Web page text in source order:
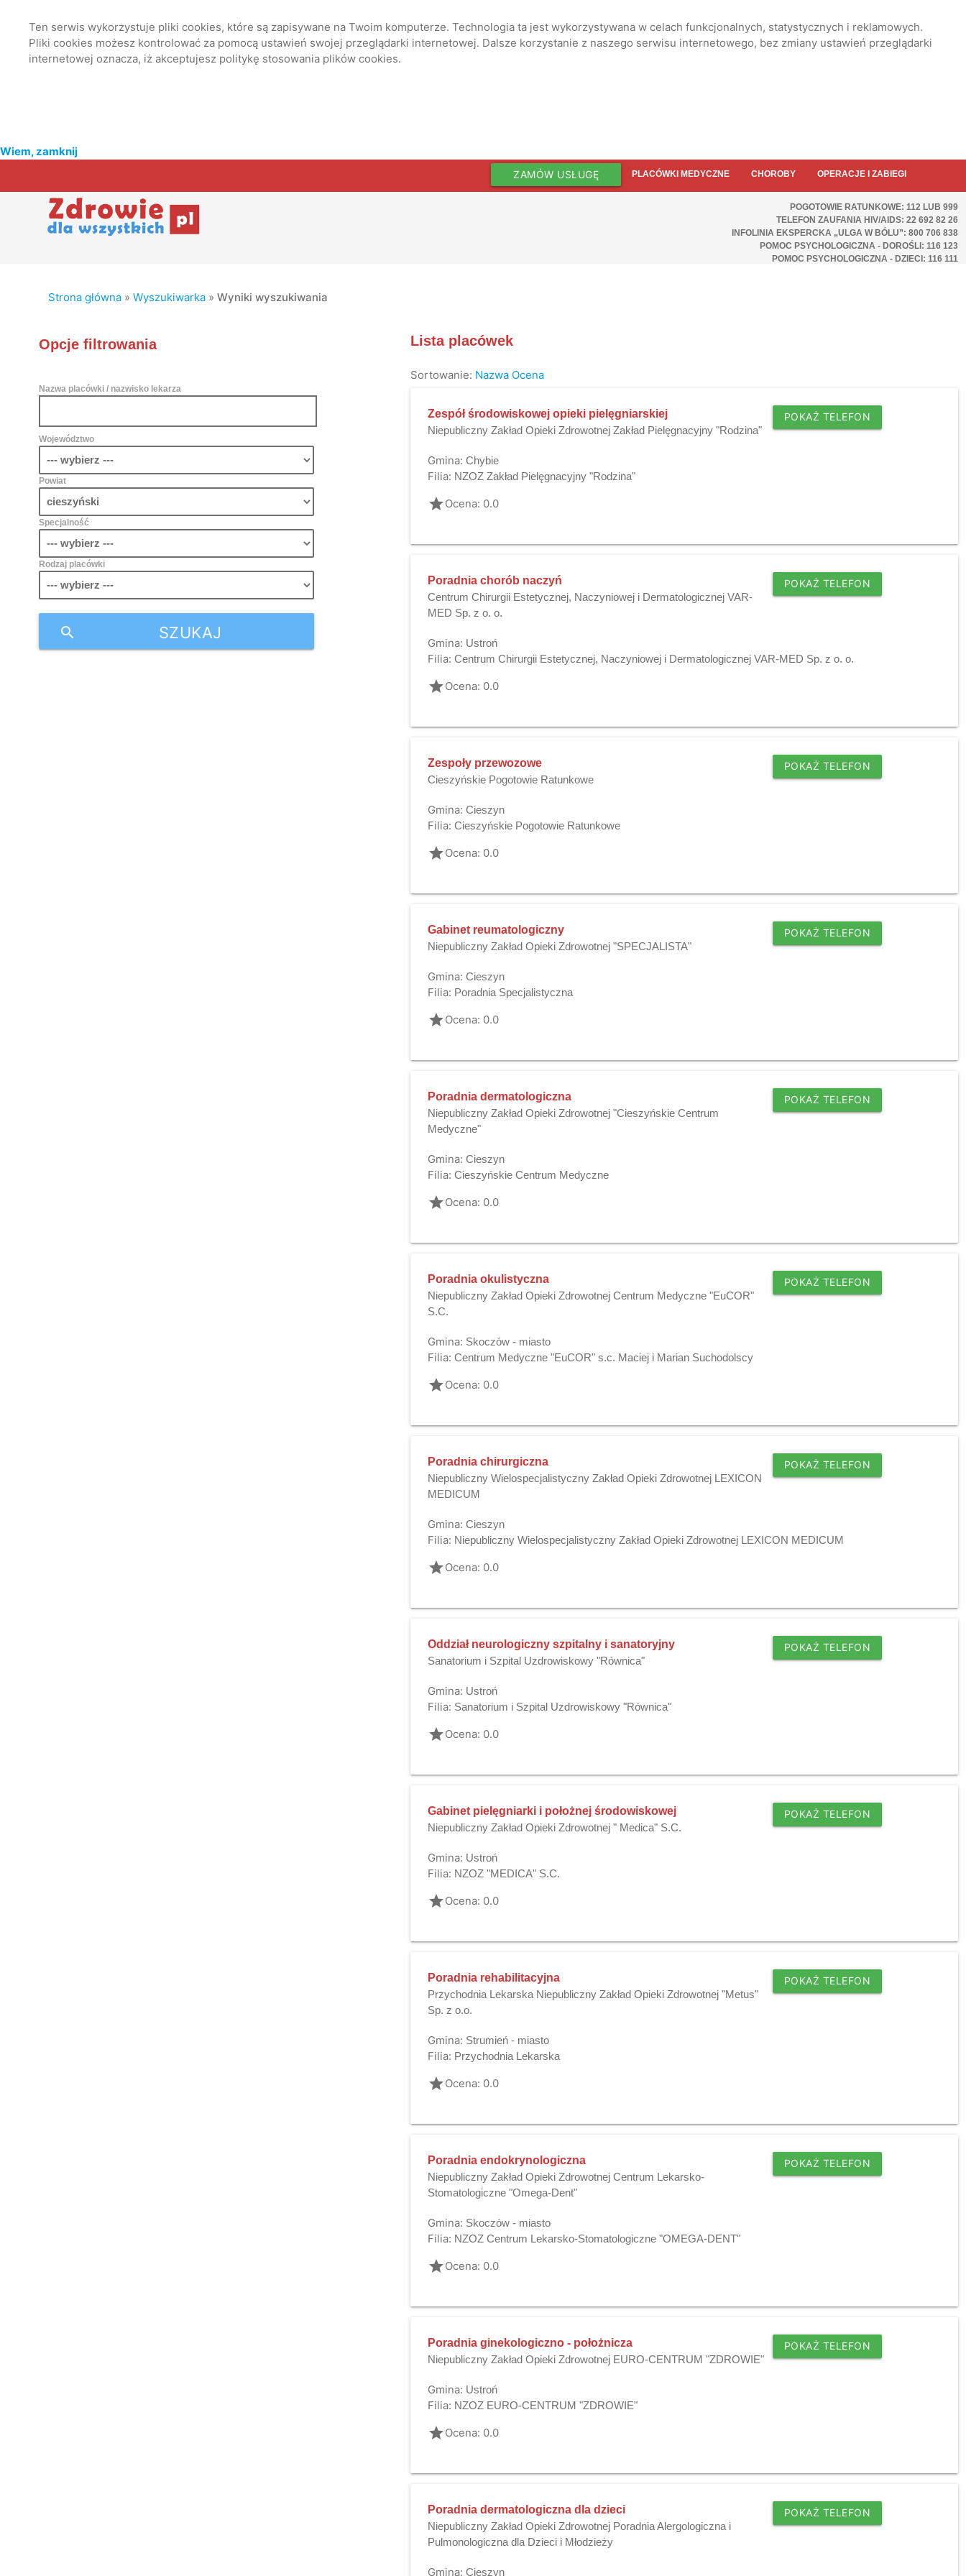
Ten serwis wykorzystuje pliki cookies, które są zapisywane na Twoim komputerze. Technologia ta jest wykorzystywana w celach funkcjonalnych, statystycznych i reklamowych.
Pliki cookies możesz kontrolować za pomocą ustawień swojej przeglądarki internetowej. Dalsze korzystanie z naszego serwisu internetowego, bez zmiany ustawień przeglądarki
internetowej oznacza, iż akceptujesz politykę stosowania plików cookies.
Wiem, zamknij
ZAMÓW USŁUGĘ PLACÓWKI MEDYCZNE CHOROBY OPERACJE I ZABIEGI
POGOTOWIE RATUNKOWE: 112 LUB 999
TELEFON ZAUFANIA HIV/AIDS: 22 692 82 26
INFOLINIA EKSPERCKA „ULGA W BÓLU”: 800 706 838
POMOC PSYCHOLOGICZNA - DOROŚLI: 116 123
POMOC PSYCHOLOGICZNA - DZIECI: 116 111
Strona główna »Wyszukiwarka »Wyniki wyszukiwania
Opcje filtrowania
Nazwa placówki / nazwisko lekarza
Województwo
Powiat
Specjalność
Rodzaj placówki
SZUKAJ
search
Lista placówek
Sortowanie: Nazwa Ocena
Zespół środowiskowej opieki pielęgniarskiej
Niepubliczny Zakład Opieki Zdrowotnej Zakład Pielęgnacyjny "Rodzina"
POKAŻ TELEFON
Gmina: Chybie
Filia: NZOZ Zakład Pielęgnacyjny "Rodzina"
gradeOcena: 0.0
Poradnia chorób naczyń
Centrum Chirurgii Estetycznej, Naczyniowej i Dermatologicznej VAR-
MED Sp. z o. o.
POKAŻ TELEFON
Gmina: Ustroń
Filia: Centrum Chirurgii Estetycznej, Naczyniowej i Dermatologicznej VAR-MED Sp. z o. o.
gradeOcena: 0.0
Zespoły przewozowe
Cieszyńskie Pogotowie Ratunkowe
POKAŻ TELEFON
Gmina: Cieszyn
Filia: Cieszyńskie Pogotowie Ratunkowe
gradeOcena: 0.0
Gabinet reumatologiczny
Niepubliczny Zakład Opieki Zdrowotnej "SPECJALISTA"
POKAŻ TELEFON
Gmina: Cieszyn
Filia: Poradnia Specjalistyczna
gradeOcena: 0.0
Poradnia dermatologiczna
Niepubliczny Zakład Opieki Zdrowotnej "Cieszyńskie Centrum
Medyczne"
POKAŻ TELEFON
Gmina: Cieszyn
Filia: Cieszyńskie Centrum Medyczne
gradeOcena: 0.0
Poradnia okulistyczna
Niepubliczny Zakład Opieki Zdrowotnej Centrum Medyczne "EuCOR"
S.C.
POKAŻ TELEFON
Gmina: Skoczów - miasto
Filia: Centrum Medyczne "EuCOR" s.c. Maciej i Marian Suchodolscy
gradeOcena: 0.0
Poradnia chirurgiczna
Niepubliczny Wielospecjalistyczny Zakład Opieki Zdrowotnej LEXICON
MEDICUM
POKAŻ TELEFON
Gmina: Cieszyn
Filia: Niepubliczny Wielospecjalistyczny Zakład Opieki Zdrowotnej LEXICON MEDICUM
gradeOcena: 0.0
Oddział neurologiczny szpitalny i sanatoryjny
Sanatorium i Szpital Uzdrowiskowy "Równica"
POKAŻ TELEFON
Gmina: Ustroń
Filia: Sanatorium i Szpital Uzdrowiskowy "Równica"
gradeOcena: 0.0
Gabinet pielęgniarki i położnej środowiskowej
Niepubliczny Zakład Opieki Zdrowotnej " Medica" S.C.
POKAŻ TELEFON
Gmina: Ustroń
Filia: NZOZ "MEDICA" S.C.
gradeOcena: 0.0
Poradnia rehabilitacyjna
Przychodnia Lekarska Niepubliczny Zakład Opieki Zdrowotnej "Metus"
Sp. z o.o.
POKAŻ TELEFON
Gmina: Strumień - miasto
Filia: Przychodnia Lekarska
gradeOcena: 0.0
Poradnia endokrynologiczna
Niepubliczny Zakład Opieki Zdrowotnej Centrum Lekarsko-
Stomatologiczne "Omega-Dent"
POKAŻ TELEFON
Gmina: Skoczów - miasto
Filia: NZOZ Centrum Lekarsko-Stomatologiczne "OMEGA-DENT"
gradeOcena: 0.0
Poradnia ginekologiczno - położnicza
Niepubliczny Zakład Opieki Zdrowotnej EURO-CENTRUM "ZDROWIE"
POKAŻ TELEFON
Gmina: Ustroń
Filia: NZOZ EURO-CENTRUM "ZDROWIE"
gradeOcena: 0.0
Poradnia dermatologiczna dla dzieci
Niepubliczny Zakład Opieki Zdrowotnej Poradnia Alergologiczna i
Pulmonologiczna dla Dzieci i Młodzieży
POKAŻ TELEFON
Gmina: Cieszyn